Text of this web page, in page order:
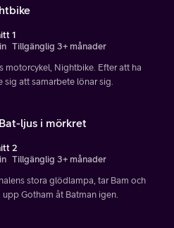
1
Tillgänglig 3+ månader
motorcykel, Nightbike. Efter att ha
att samarbete lönar sig.
ljus i mörkret
2
Tillgänglig 3+ månader
stora glödlampa, tar Bam och
Gotham åt Batman igen.